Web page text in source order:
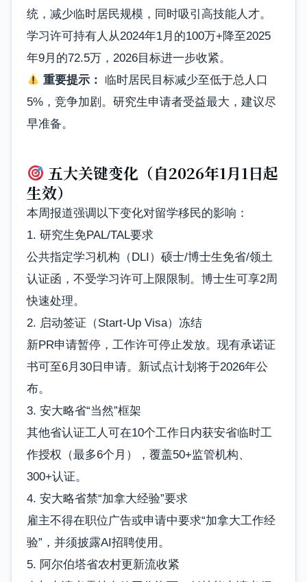
统，减少临时居民规模，同时吸引高技能人才。
学习许可持有人从2024年1月的100万+降至2025
年9月的72.5万，2026目标进一步收紧。
重要提示：
临时居民目标减少至低于总人口
5%，竞争加剧。研究生申请者受益最大，建议尽
早准备。
五大关键变化（自2026年1月1日起
生效）
本周报道强调以下变化对留学移民的影响：
1. 研究生免PAL/TAL要求
公共指定学习机构（DLI）硕士/博士生免省/领土
认证函，不受学习许可上限限制。博士生可享2周
快速处理。
2. 启动签证（Start-Up Visa）冻结
新PR申请暂停，工作许可停止发放。现有承诺证
书可至6月30日申请。新试点计划将于2026年公
布。
3. 安大略省“当然”框架
其他省认证工人可在10个工作日内获安省临时工
作授权（最多6个月），覆盖50+监管机构、
300+认证。
4. 安大略省禁“加拿大经验”要求
雇主不得在职位广告或申请中要求“加拿大工作经
验”，并须披露AI招聘使用。
5. 阿尔伯塔省农村更新流收紧